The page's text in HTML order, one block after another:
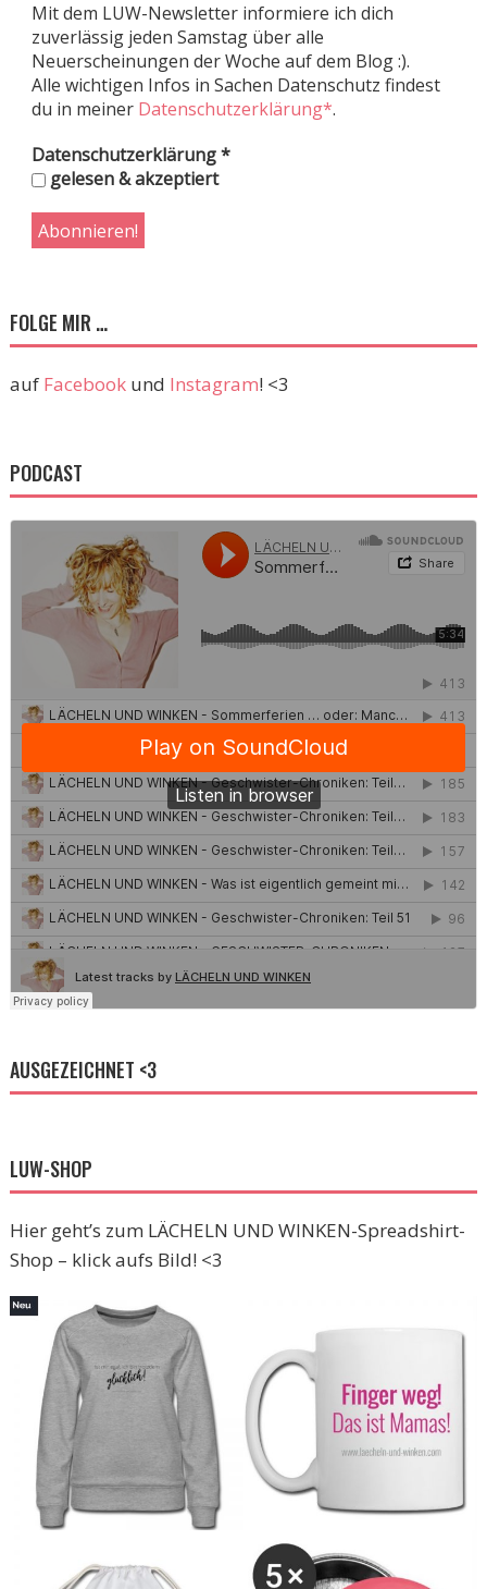
Mit dem LUW-Newsletter informiere ich dich
zuverlässig jeden Samstag über alle
Neuerscheinungen der Woche auf dem Blog :).
Alle wichtigen Infos in Sachen Datenschutz findest
du in meiner Datenschutzerklärung*.
Datenschutzerklärung*
gelesen & akzeptiert
FOLGE MIR …
auf Facebookund Instagram! <3
PODCAST
AUSGEZEICHNET <3
LUW-SHOP
Hier geht’s zum LÄCHELN UND WINKEN-Spreadshirt-
Shop – klick aufs Bild! <3